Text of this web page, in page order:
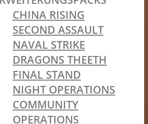
CHINA RISING
SECOND ASSAULT
NAVAL STRIKE
DRAGONS THEETH
FINAL STAND
NIGHT OPERATIONS
COMMUNITY
OPERATIONS